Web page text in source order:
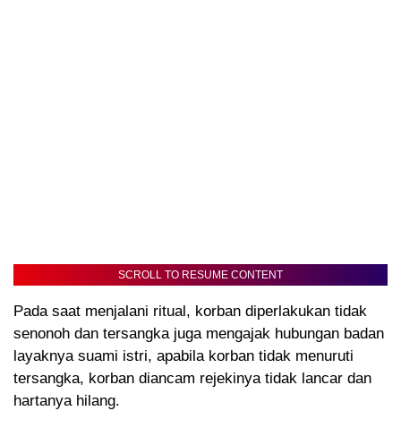
SCROLL TO RESUME CONTENT
Pada saat menjalani ritual, korban diperlakukan tidak
senonoh dan tersangka juga mengajak hubungan badan
layaknya suami istri, apabila korban tidak menuruti
tersangka, korban diancam rejekinya tidak lancar dan
hartanya hilang.